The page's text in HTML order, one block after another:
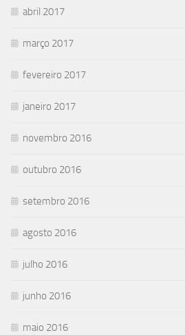
abril 2017
março 2017
fevereiro 2017
janeiro 2017
novembro 2016
outubro 2016
setembro 2016
agosto 2016
julho 2016
junho 2016
maio 2016